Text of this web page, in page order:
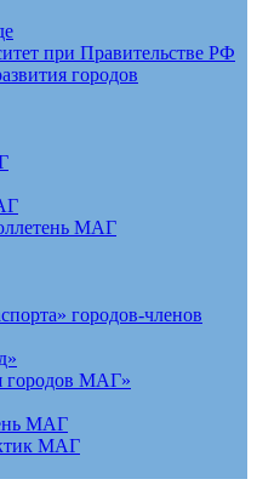
при Правительстве РФ
городов
МАГ
городов-членов
городов МАГ»
МАГ
МАГ